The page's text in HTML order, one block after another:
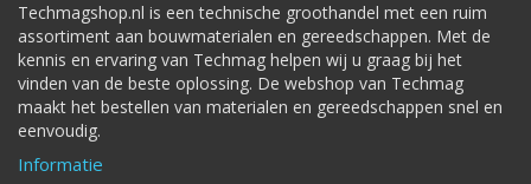
Techmagshop.nl is een technische groothandel met een ruim
assortiment aan bouwmaterialen en gereedschappen. Met de
kennis en ervaring van Techmag helpen wij u graag bij het
vinden van de beste oplossing. De webshop van Techmag
maakt het bestellen van materialen en gereedschappen snel en
eenvoudig.
Informatie